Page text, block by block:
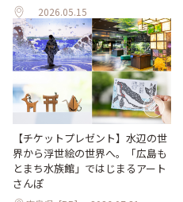
2026.05.15
【チケットプレゼント】水辺の世
界から浮世絵の世界へ。「広島も
とまち水族館」ではじまるアート
さんぽ